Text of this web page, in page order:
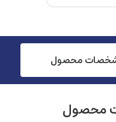
محصول
محصول